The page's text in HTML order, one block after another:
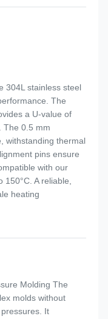
304L stainless steel
The
a U-value of
The 0.5 mm
withstanding thermal
pins ensure
with our
A reliable,
heating
Molding The
molds without
It